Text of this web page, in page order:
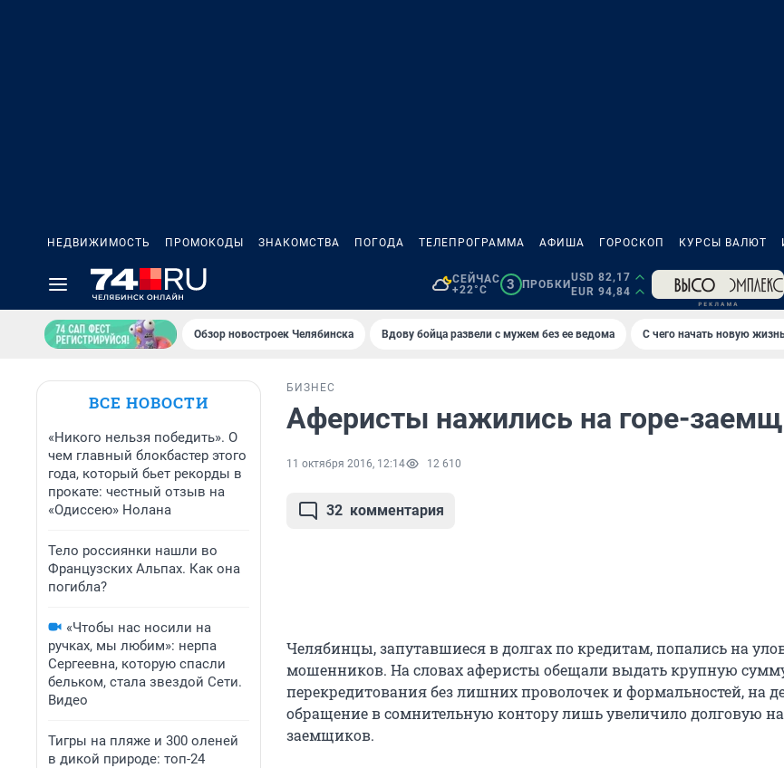
НЕДВИЖИМОСТЬ ПРОМОКОДЫ ЗНАКОМСТВА ПОГОДА ТЕЛЕПРОГРАММА АФИША ГОРОСКОП КУРСЫ ВАЛЮТ
СЕЙЧАС
+22°C
3 ПРОБКИ
USD 82,17
EUR 94,84
Обзор новостроек Челябинска Вдову бойца развели с мужем без ее ведома С чего начать новую
ВСЕ НОВОСТИ
«Никого нельзя победить». О
чем главный блокбастер этого
года, который бьет рекорды в
прокате: честный отзыв на
«Одиссею» Нолана
Тело россиянки нашли во
Французских Альпах. Как она
погибла?
«Чтобы нас носили на
ручках, мы любим»: нерпа
Сергеевна, которую спасли
бельком, стала звездой Сети.
Видео
Тигры на пляже и 300 оленей
в дикой природе: топ-24
БИЗНЕС
Аферисты нажились на горе-
11 октября 2016, 12:14 12 610
32 комментария
Челябинцы, запутавшиеся в долгах по кредитам, попались на
мошенников. На словах аферисты обещали выдать крупную
перекредитования без лишних проволочек и формальностей, на
обращение в сомнительную контору лишь увеличило долговую
заемщиков.